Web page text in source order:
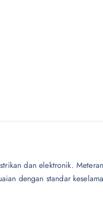
dan elektronik.
dengan standar